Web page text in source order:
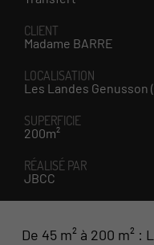
CLIENT
Madame BARRE
LOCALISATION
Les Landes Genusson
SUPERFICIE
200m²
RÉALISÉ PAR
JBCC
De 45 m² à 200 m²